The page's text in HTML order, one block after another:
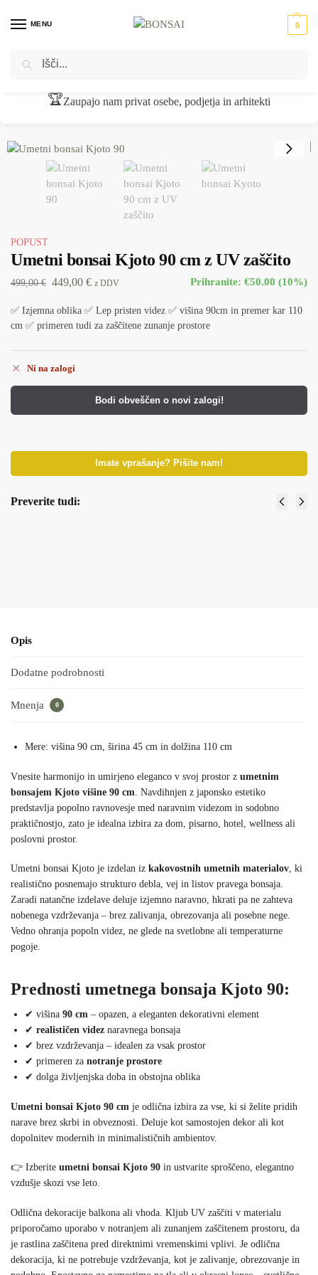
MENU 0
Domov Umetne rastline
🏆Zaupajo nam privat osebe, podjetja in arhitekti
POPUST
Umetni bonsai Kjoto 90 cm z UV zaščito
499,00€ 449,00 € z DDV Prihranite: €50.00 (10%)
✅ Izjemna oblika ✅ Lep pristen videz ✅ višina 90cm in premer kar 110
cm ✅ primeren tudi za zaščitene zunanje prostore
Ni na zalogi
Bodi obveščen o novi zalogi!
Imate vprašanje? Pišite nam!
Preverite tudi:
Opis
Dodatne podrobnosti
Mnenja 0
Mere: višina 90 cm, širina 45 cm in dolžina 110 cm
Vnesite harmonijo in umirjeno eleganco v svoj prostor z umetnim
bonsajem Kjoto višine 90 cm . Navdihnjen z japonsko estetiko
predstavlja popolno ravnovesje med naravnim videzom in sodobno
praktičnostjo, zato je idealna izbira za dom, pisarno, hotel, wellness ali
poslovni prostor.
Umetni bonsai Kjoto je izdelan iz kakovostnih umetnih materialov, ki
realistično posnemajo strukturo debla, vej in listov pravega bonsaja.
Zaradi natančne izdelave deluje izjemno naravno, hkrati pa ne zahteva
nobenega vzdrževanja – brez zalivanja, obrezovanja ali posebne nege.
Vedno ohranja popoln videz, ne glede na svetlobne ali temperaturne
pogoje.
Prednosti umetnega bonsaja Kjoto 90:
✔ višina 90 cm – opazen, a eleganten dekorativni element
✔ realističen videz naravnega bonsaja
✔ brez vzdrževanja – idealen za vsak prostor
✔ primeren za notranje prostore
✔ dolga življenjska doba in obstojna oblika
Umetni bonsai Kjoto 90 cm je odlična izbira za vse, ki si želite pridih
narave brez skrbi in obveznosti. Deluje kot samostojen dekor ali kot
dopolnitev modernih in minimalističnih ambientov.
👉 Izberite umetni bonsai Kjoto 90 in ustvarite sproščeno, elegantno
vzdušje skozi vse leto.
Odlična dekoracije balkona ali vhoda. Kljub UV zaščiti v materialu
priporočamo uporabo v notranjem ali zunanjem zaščitenem prostoru, da
je rastlina zaščitena pred direktnimi vremenskimi vplivi. Je odlična
dekoracija, ki ne potrebuje vzdrževanja, kot je zalivanje, obrezovanje in